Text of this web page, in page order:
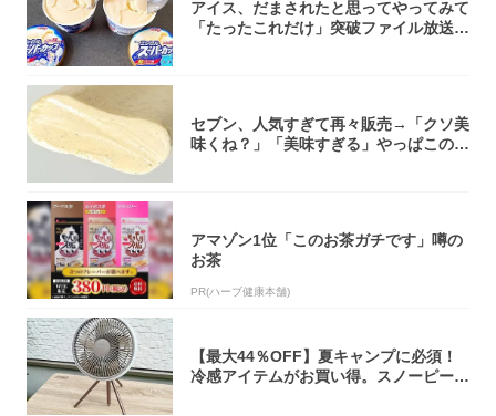
アイス、だまされたと思ってやってみて
「たったこれだけ」突破ファイル放送で
セブン、人気すぎて再々販売→「クソ美
味くね？」「美味すぎる」やっぱこのク
アマゾン1位「このお茶ガチです」噂の
お茶
PR(ハーブ健康本舗)
【最大44％OFF】夏キャンプに必須！
冷感アイテムがお買い得。スノーピー